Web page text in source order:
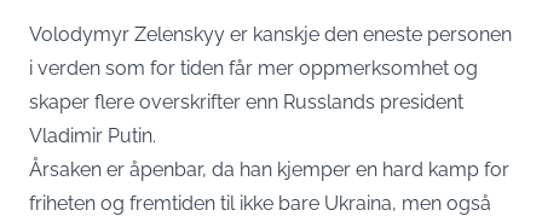
Volodymyr Zelenskyy er kanskje den eneste personen
i verden som for tiden får mer oppmerksomhet og
skaper flere overskrifter enn Russlands president
Vladimir Putin.
Årsaken er åpenbar, da han kjemper en hard kamp for
friheten og fremtiden til ikke bare Ukraina, men også